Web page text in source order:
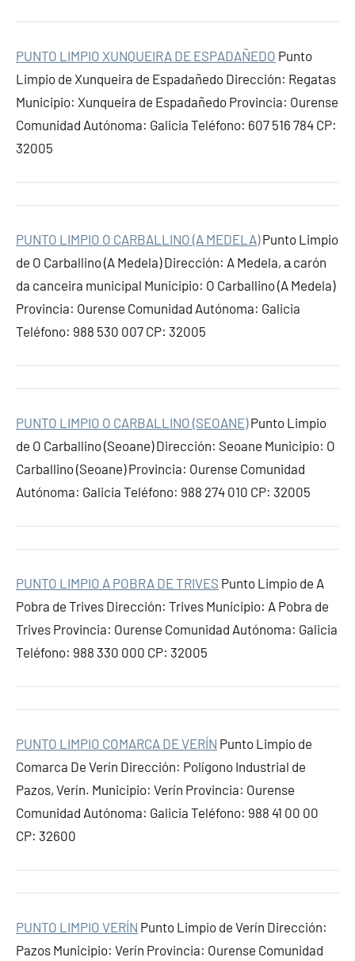
PUNTO LIMPIO XUNQUEIRA DE ESPADAÑEDO Punto
Limpio de Xunqueira de Espadañedo Dirección: Regatas
Municipio: Xunqueira de Espadañedo Provincia: Ourense
Comunidad Autónoma: Galicia Teléfono: 607 516 784 CP:
32005
PUNTO LIMPIO O CARBALLINO (A MEDELA)Punto Limpio
de O Carballino (A Medela) Dirección: A Medela, а carón
da canceira municipal Municipio: O Carballino (A Medela)
Provincia: Ourense Comunidad Autónoma: Galicia
Teléfono: 988 530 007 CP: 32005
PUNTO LIMPIO O CARBALLINO (SEOANE)Punto Limpio
de O Carballino (Seoane) Dirección: Seoane Municipio: O
Carballino (Seoane) Provincia: Ourense Comunidad
Autónoma: Galicia Teléfono: 988 274 010 CP: 32005
PUNTO LIMPIO A POBRA DE TRIVES Punto Limpio de A
Pobra de Trives Dirección: Trives Municipio: A Pobra de
Trives Provincia: Ourense Comunidad Autónoma: Galicia
Teléfono: 988 330 000 CP: 32005
PUNTO LIMPIO COMARCA DE VERÍN Punto Limpio de
Comarca De Verín Dirección: Polígono Industrial de
Pazos, Verín. Municipio: Verín Provincia: Ourense
Comunidad Autónoma: Galicia Teléfono: 988 41 00 00
CP: 32600
PUNTO LIMPIO VERÍN Punto Limpio de Verín Dirección:
Pazos Municipio: Verín Provincia: Ourense Comunidad